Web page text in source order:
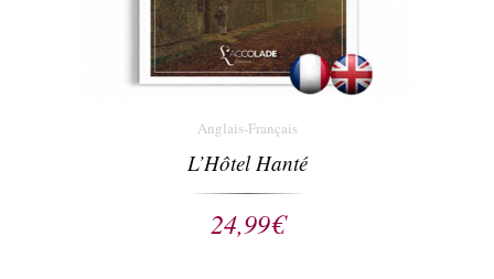
Anglais-Français
L’Hôtel Hanté
24,99€